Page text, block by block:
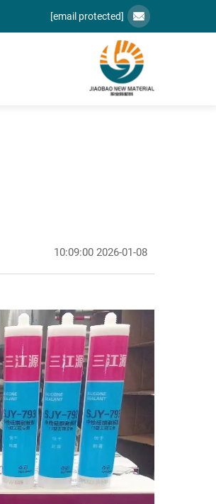
[email protected]
2026-01-08 10:09:00